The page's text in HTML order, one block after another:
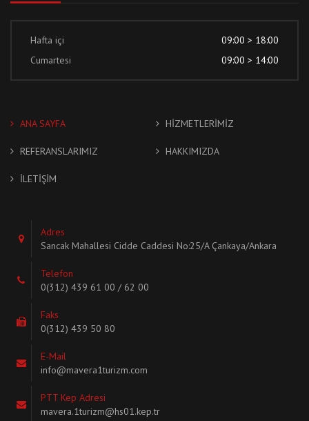
Hafta içi
09:00 > 18:00
Cumartesi
09:00 > 14:00
ANA SAYFA HİZMETLERİMİZ
REFERANSLARIMIZ HAKKIMIZDA
İLETİŞİM
Adres
Sancak Mahallesi Cidde Caddesi No:25/A Çankaya/Ankara
Telefon
0(312) 439 61 00 / 62 00
Faks
0(312) 439 50 80
E-Mail
info@mavera1turizm.com
PTT Kep Adresi
mavera.1turizm@hs01.kep.tr